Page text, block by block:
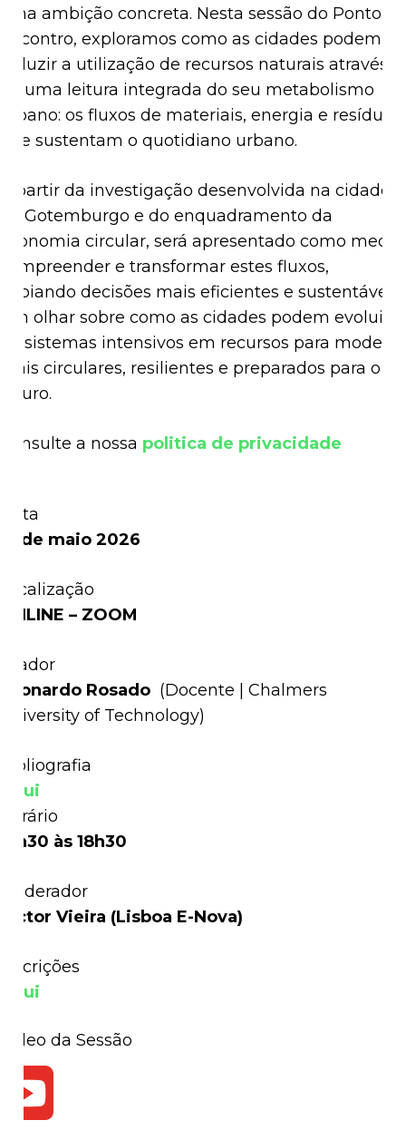
ambição concreta. Nesta sessão do Ponto de
exploramos como as cidades podem
a utilização de recursos naturais através
uma leitura integrada do seu metabolismo
os fluxos de materiais, energia e resíduos
sustentam o quotidiano urbano.
partir da investigação desenvolvida na cidade
Gotemburgo e do enquadramento da
circular, será apresentado como medir,
e transformar estes fluxos,
decisões mais eficientes e sustentáveis.
olhar sobre como as cidades podem evoluir
sistemas intensivos em recursos para modelos
circulares, resilientes e preparados para o
a nossa politica de privacidade
de maio 2026
– ZOOM
Rosado (Docente | Chalmers
of Technology)
às 18h30
Vieira (Lisboa E-Nova)
da Sessão